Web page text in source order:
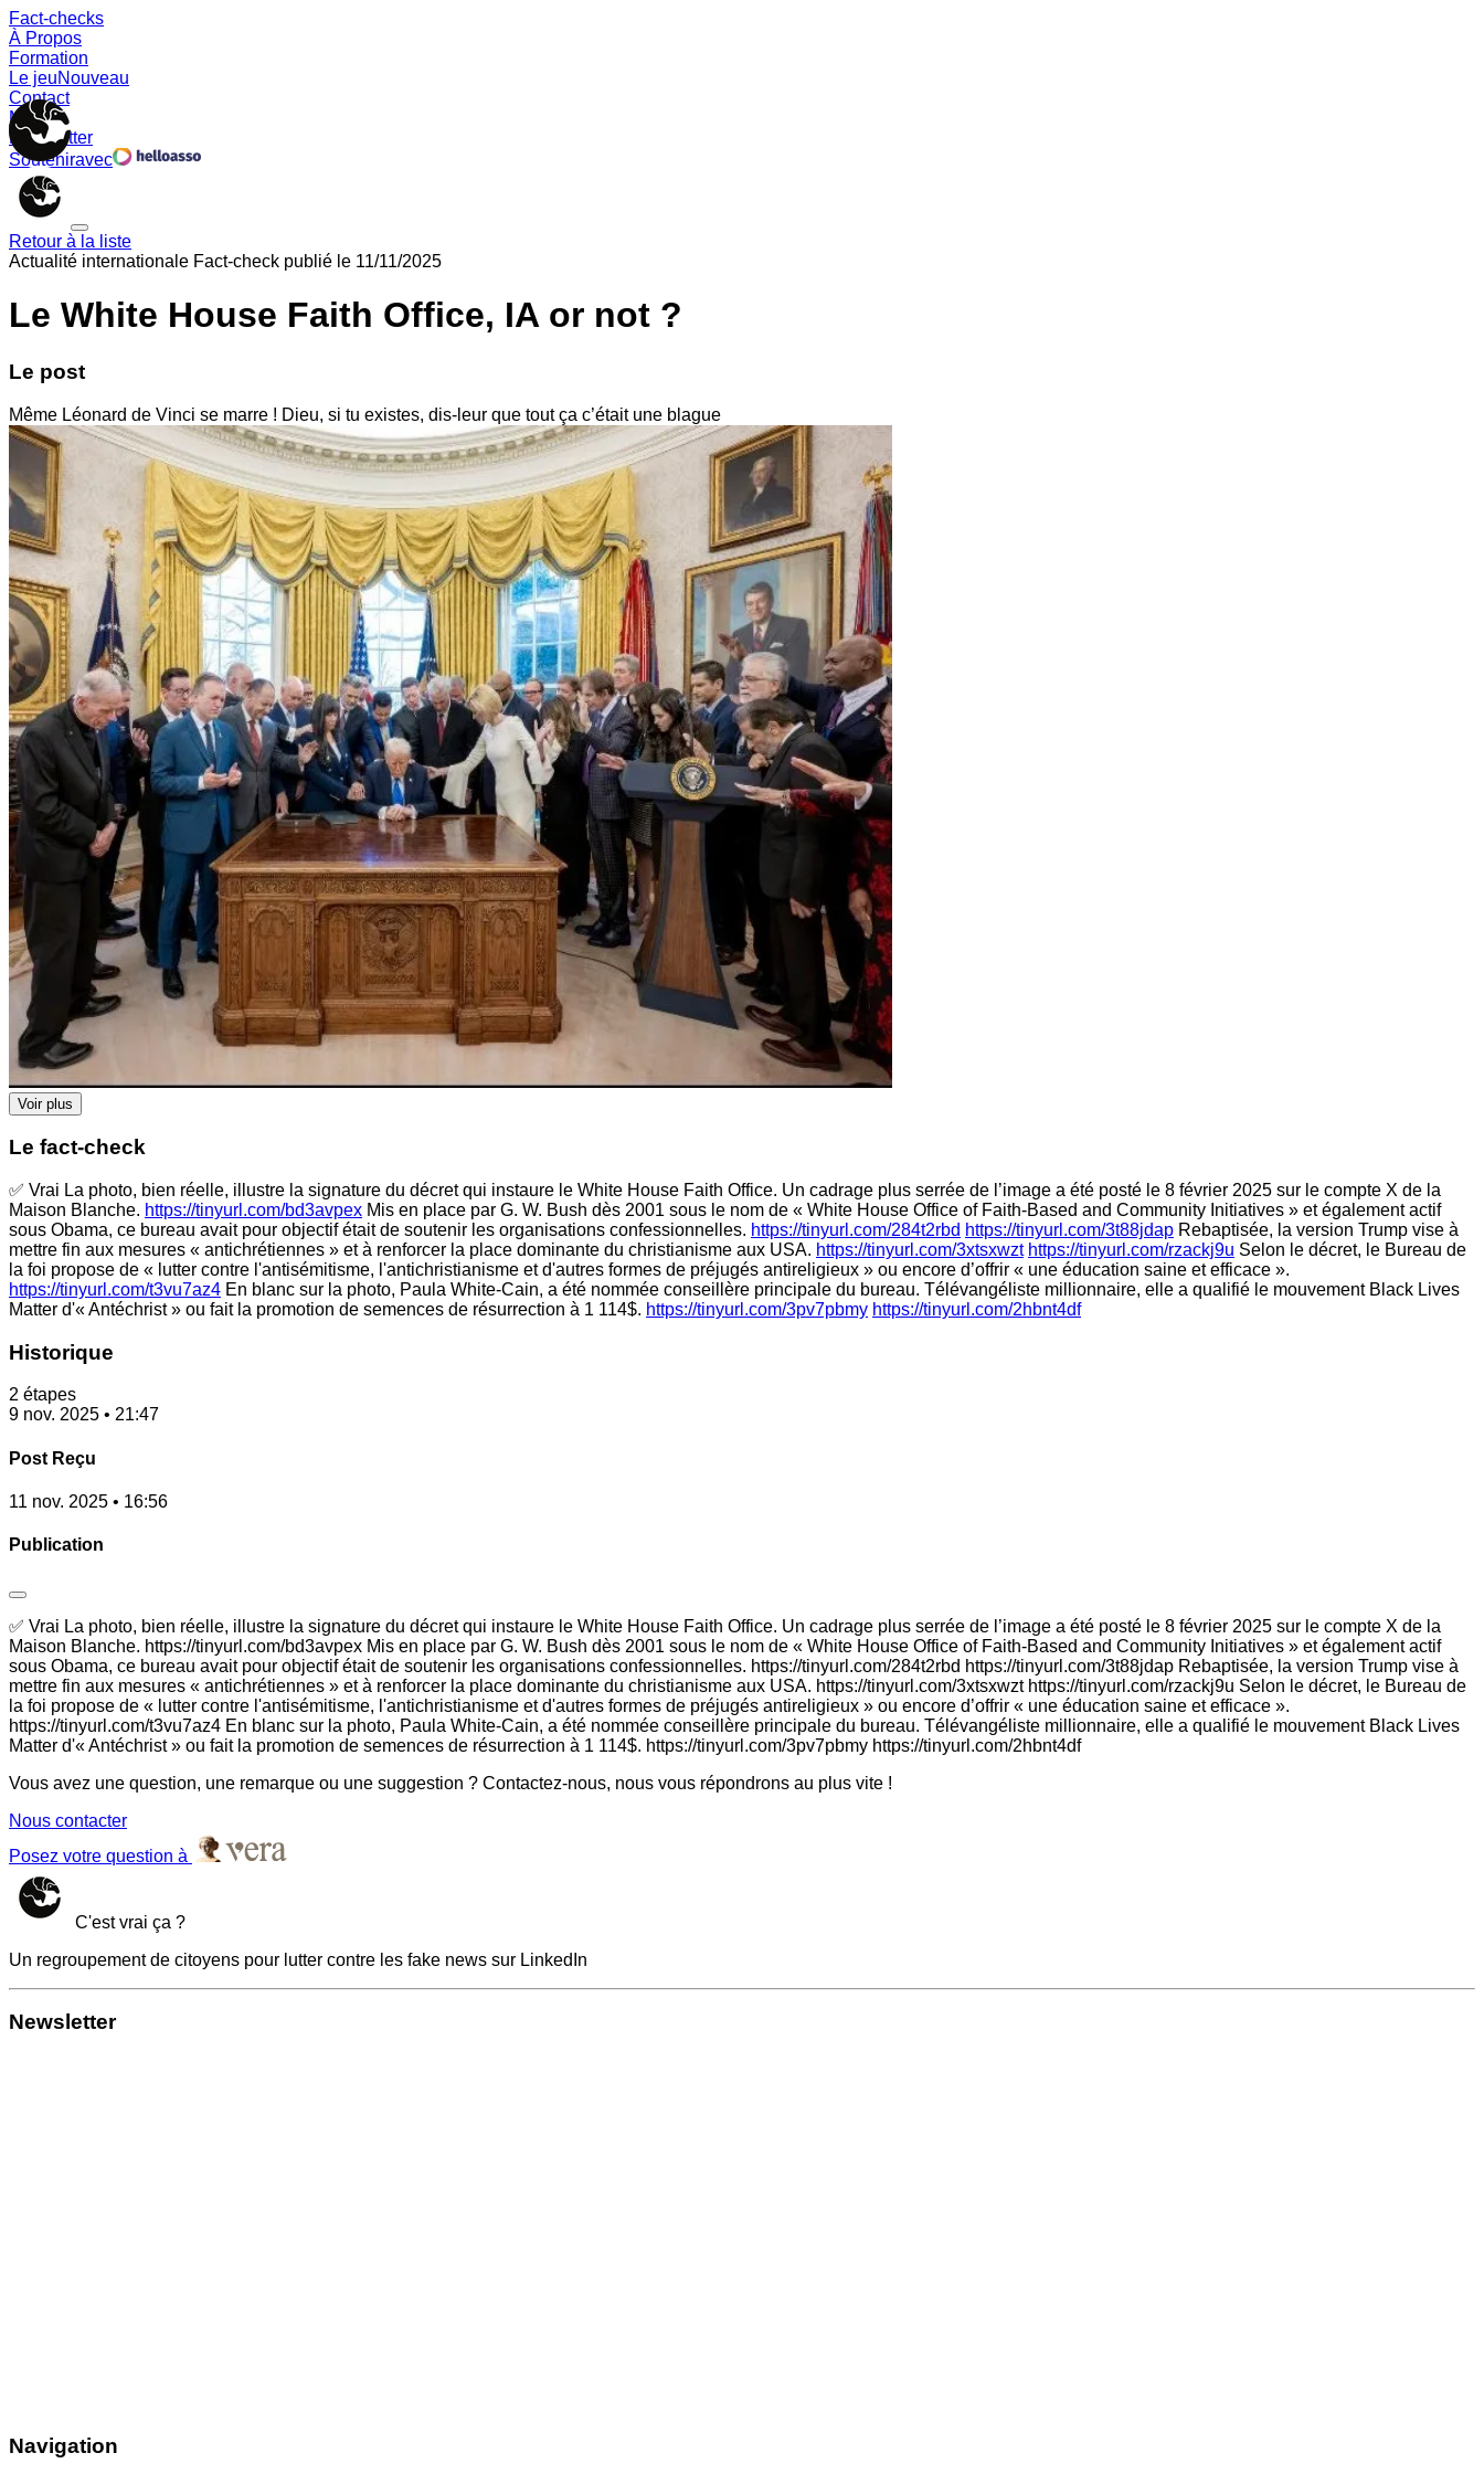
Fact-checks
À Propos
Formation
Le jeuNouveau
Contact
Memes
Newsletter
Souteniravec
Retour à la liste
Actualité internationale Fact-check publié le 11/11/2025
Le White House Faith Office, IA or not ?
Le post
Même Léonard de Vinci se marre ! Dieu, si tu existes, dis-leur que tout ça c’était une blague
Voir plus
Le fact-check
✅ Vrai La photo, bien réelle, illustre la signature du décret qui instaure le White House Faith Office. Un cadrage plus serrée de l’image a été posté le 8 février 2025 sur le compte X de la
Maison Blanche. https://tinyurl.com/bd3avpex Mis en place par G. W. Bush dès 2001 sous le nom de « White House Office of Faith-Based and Community Initiatives » et également actif
sous Obama, ce bureau avait pour objectif était de soutenir les organisations confessionnelles. https://tinyurl.com/284t2rbd https://tinyurl.com/3t88jdap Rebaptisée, la version Trump vise à
mettre fin aux mesures « antichrétiennes » et à renforcer la place dominante du christianisme aux USA. https://tinyurl.com/3xtsxwzt https://tinyurl.com/rzackj9u Selon le décret, le Bureau de
la foi propose de « lutter contre l'antisémitisme, l'antichristianisme et d'autres formes de préjugés antireligieux » ou encore d’offrir « une éducation saine et efficace ».
https://tinyurl.com/t3vu7az4 En blanc sur la photo, Paula White-Cain, a été nommée conseillère principale du bureau. Télévangéliste millionnaire, elle a qualifié le mouvement Black Lives
Matter d'« Antéchrist » ou fait la promotion de semences de résurrection à 1 114$. https://tinyurl.com/3pv7pbmy https://tinyurl.com/2hbnt4df
Historique
2 étapes
9 nov. 2025 • 21:47
Post Reçu
11 nov. 2025 • 16:56
Publication
✅ Vrai La photo, bien réelle, illustre la signature du décret qui instaure le White House Faith Office. Un cadrage plus serrée de l’image a été posté le 8 février 2025 sur le compte X de la
Maison Blanche. https://tinyurl.com/bd3avpex Mis en place par G. W. Bush dès 2001 sous le nom de « White House Office of Faith-Based and Community Initiatives » et également actif
sous Obama, ce bureau avait pour objectif était de soutenir les organisations confessionnelles. https://tinyurl.com/284t2rbd https://tinyurl.com/3t88jdap Rebaptisée, la version Trump vise à
mettre fin aux mesures « antichrétiennes » et à renforcer la place dominante du christianisme aux USA. https://tinyurl.com/3xtsxwzt https://tinyurl.com/rzackj9u Selon le décret, le Bureau de
la foi propose de « lutter contre l'antisémitisme, l'antichristianisme et d'autres formes de préjugés antireligieux » ou encore d’offrir « une éducation saine et efficace ».
https://tinyurl.com/t3vu7az4 En blanc sur la photo, Paula White-Cain, a été nommée conseillère principale du bureau. Télévangéliste millionnaire, elle a qualifié le mouvement Black Lives
Matter d'« Antéchrist » ou fait la promotion de semences de résurrection à 1 114$. https://tinyurl.com/3pv7pbmy https://tinyurl.com/2hbnt4df
Vous avez une question, une remarque ou une suggestion ? Contactez-nous, nous vous répondrons au plus vite !
Nous contacter
Posez votre question à
C'est vrai ça ?
Un regroupement de citoyens pour lutter contre les fake news sur LinkedIn
Newsletter
Navigation